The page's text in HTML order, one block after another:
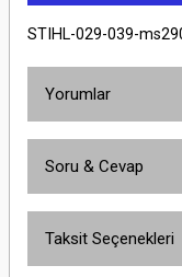
STIHL-029-039-
Yorumlar
Soru & Cevap
Taksit Seçenekleri